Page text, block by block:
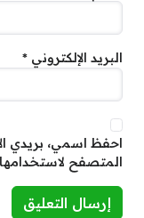
البريد الإلكتروني *
احفظ اسمي، بريدي
المتصفح